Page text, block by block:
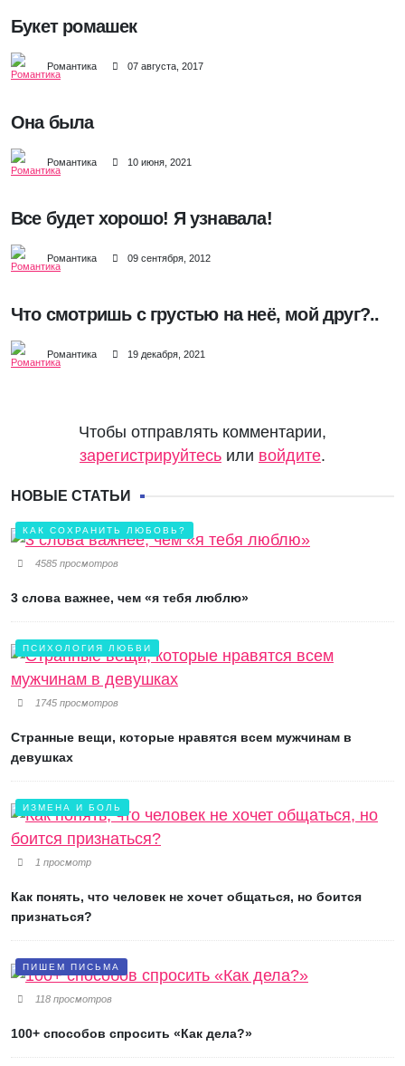
Букет ромашек
Романтика 07 августа, 2017
Она была
Романтика 10 июня, 2021
Все будет хорошо! Я узнавала!
Романтика 09 сентября, 2012
Что смотришь с грустью на неё, мой друг?..
Романтика 19 декабря, 2021
Чтобы отправлять комментарии,
зарегистрируйтесь или войдите.
НОВЫЕ СТАТЬИ
КАК СОХРАНИТЬ ЛЮБОВЬ?
4585 просмотров
3 слова важнее, чем «я тебя люблю»
ПСИХОЛОГИЯ ЛЮБВИ
1745 просмотров
Странные вещи, которые нравятся всем мужчинам в
девушках
ИЗМЕНА И БОЛЬ
1 просмотр
Как понять, что человек не хочет общаться, но боится
признаться?
ПИШЕМ ПИСЬМА
118 просмотров
100+ способов спросить «Как дела?»